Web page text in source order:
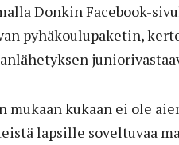
Donkin Facebook-
pyhäkoulupaketin,
mukaan kukaan ei ole
lapsille soveltuvaa